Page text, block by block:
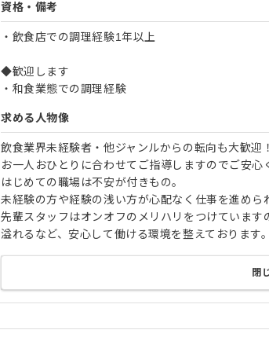
資格・備考
・飲食店での調理経験1年以上
◆歓迎します
・和食業態での調理経験
求める人物像
飲食業界未経験者・他ジャンルからの転向も大歓迎
お一人おひとりに合わせてご指導しますのでご安心
はじめての職場は不安が付きもの。
未経験の方や経験の浅い方が心配なく仕事を進めら
先輩スタッフはオンオフのメリハリをつけていま
溢れるなど、安心して働ける環境を整えております。
閉